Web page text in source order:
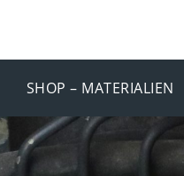
SHOP – MATERIALIEN